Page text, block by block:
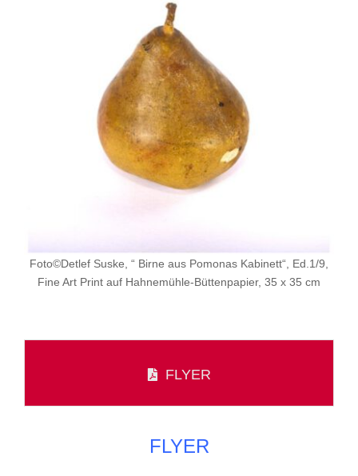
Foto©Detlef Suske, “ Birne aus Pomonas Kabinett“, Ed.1/9,
Fine Art Print auf Hahnemühle-Büttenpapier, 35 x 35 cm
FLYER
FLYER